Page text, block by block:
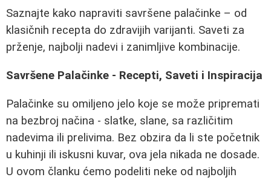
Saznajte kako napraviti savršene palačinke – od
klasičnih recepta do zdravijih varijanti. Saveti za
prženje, najbolji nadevi i zanimljive kombinacije.
Savršene Palačinke - Recepti, Saveti i Inspiracija
Palačinke su omiljeno jelo koje se može pripremati
na bezbroj načina - slatke, slane, sa različitim
nadevima ili prelivima. Bez obzira da li ste početnik
u kuhinji ili iskusni kuvar, ova jela nikada ne dosade.
U ovom članku ćemo podeliti neke od najboljih